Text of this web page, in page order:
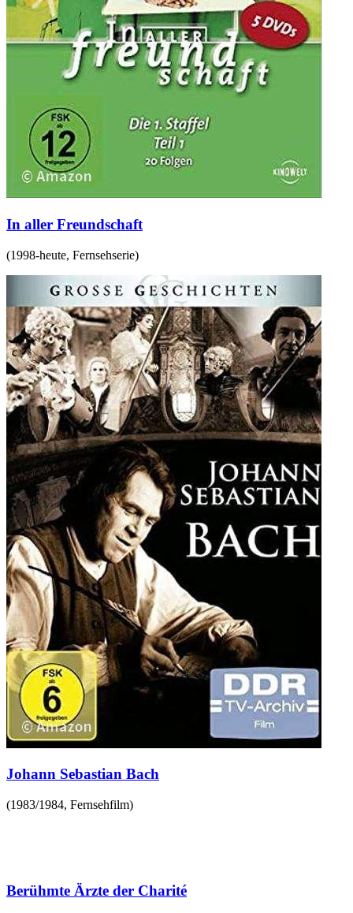
In aller Freundschaft
(1998-heute, Fernsehserie)
Johann Sebastian Bach
(1983/1984, Fernsehfilm)
Berühmte Ärzte der Charité